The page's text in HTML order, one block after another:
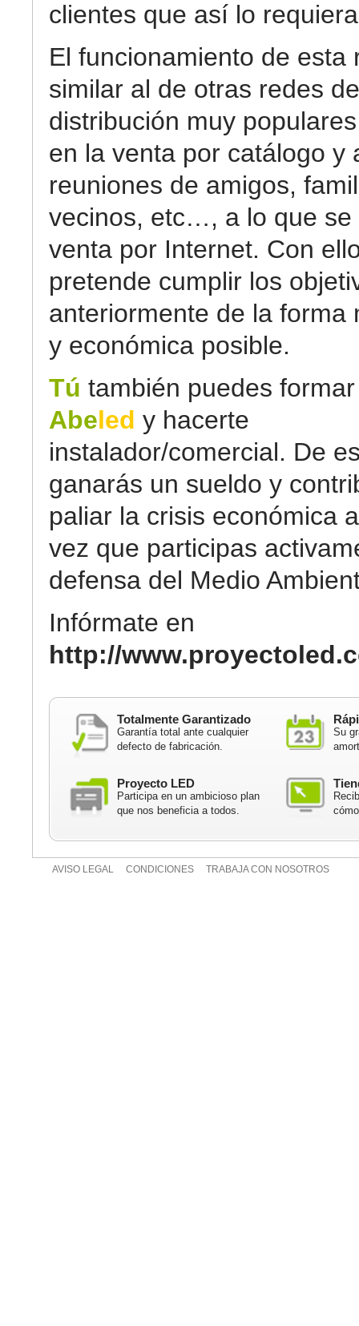
clientes que así lo
El funcionamiento de esta
similar al de otras redes de
distribución muy
en la venta por catálogo y
reuniones de amigos,
vecinos, etc…, a lo que se
venta por Internet. Con
pretende cumplir los
anteriormente de la forma
y económica posible.
Tú también puedes
Abeled y hacerte
instalador/comercial. De
ganarás un sueldo y
paliar la crisis económica
vez que participas
defensa del Medio
Infórmate en
http://
Totalmente Garantizado
Garantía total ante cualquier
defecto de fabricación.
Su
Proyecto LED
Participa en un ambicioso plan
que nos beneficia a todos.
AVISO LEGAL CONDICIONES TRABAJA CON NOSOTROS